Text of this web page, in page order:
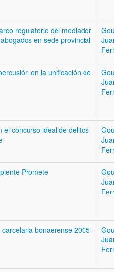
regulatorio del mediador
en sede provincial
en la unificación de
el concurso ideal de delitos
Promete
bonaerense 2005-